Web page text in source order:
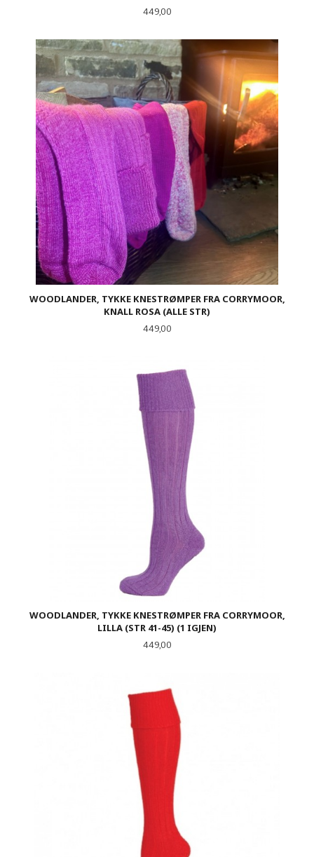
Pris
449,00
WOODLANDER, TYKKE KNESTRØMPER FRA CORRYMOOR,
KNALL ROSA (ALLE STR)
Pris
449,00
WOODLANDER, TYKKE KNESTRØMPER FRA CORRYMOOR,
LILLA (STR 41-45) (1 IGJEN)
Pris
449,00